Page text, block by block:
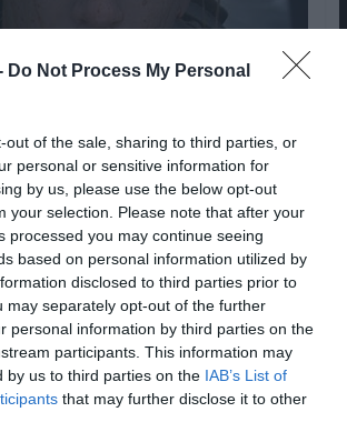
Do Not Process My Personal
out of the sale, sharing to third parties, or
personal or sensitive information for
by us, please use the below opt-out
your selection. Please note that after your
processed you may continue seeing
based on personal information utilized by
disclosed to third parties prior to
may separately opt-out of the further
personal information by third parties on the
participants. This information may
by us to third parties on the IAB’s List of
that may further disclose it to other
a lista com o histórico “O
Ryan” (1998, Steven
custou, pois, aproximadamente
dólares.
a decorrer durante a II Guerra
o desembarque da Normandia, um
americanos tenta salvar o